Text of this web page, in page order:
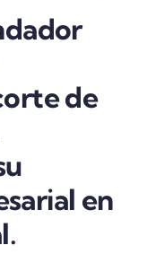
de
en